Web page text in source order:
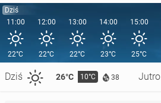
Dziś
11:00
22°C
Dziś 26°C 10°C 38 Jutro
12:00
22°C
13:00
22°C
14:00
23°C
15:00
25°C